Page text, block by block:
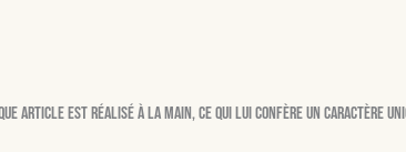
article est réalisé à la main, ce qui lui confère un caractère